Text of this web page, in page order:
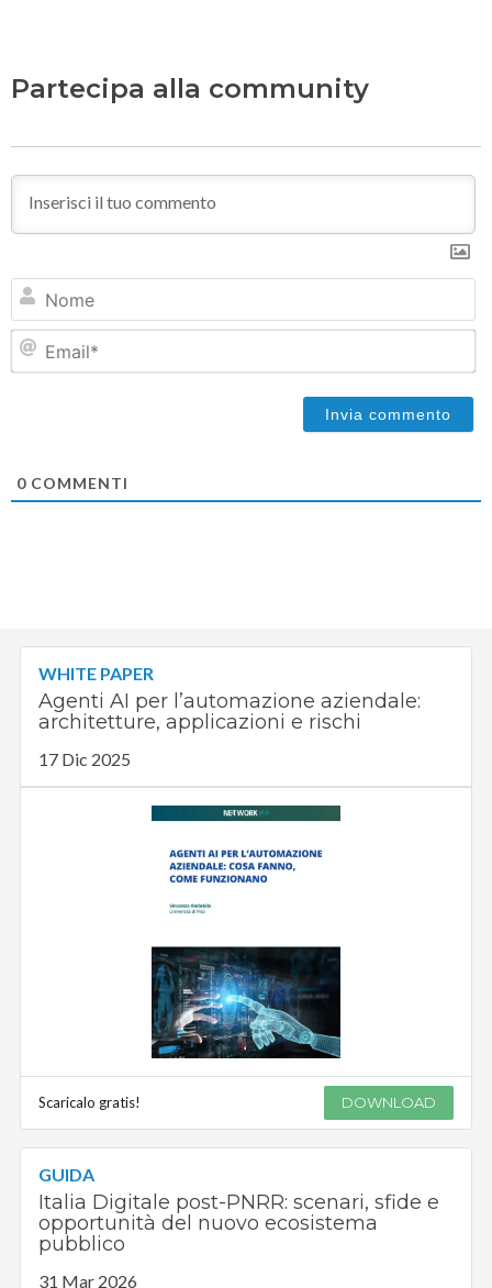
Partecipa alla community
0 COMMENTI
WHITE PAPER
Agenti AI per l’automazione aziendale:
architetture, applicazioni e rischi
17 Dic 2025
Scaricalo gratis! DOWNLOAD
GUIDA
Italia Digitale post-PNRR: scenari, sfide e
opportunità del nuovo ecosistema
pubblico
31 Mar 2026